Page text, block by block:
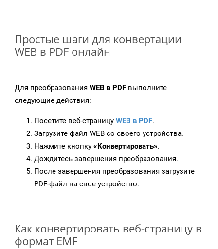
Простые шаги для конвертации
WEB в PDF онлайн
Для преобразования WEB в PDF выполните
следующие действия:
Посетите веб-страницу WEB в PDF.
Загрузите файл WEB со своего устройства.
Нажмите кнопку «Конвертировать».
Дождитесь завершения преобразования.
После завершения преобразования загрузите
PDF-файл на свое устройство.
Как конвертировать веб-страницу в
формат EMF